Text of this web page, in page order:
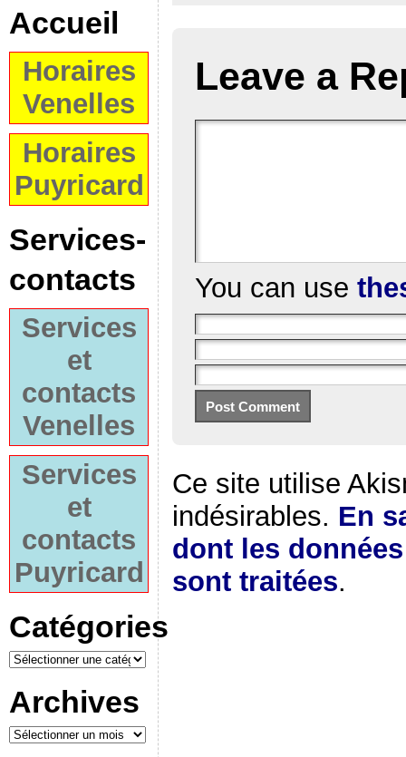
Accueil
Horaires
Venelles
Horaires
Puyricard
Services-
contacts
Services
et
contacts
Venelles
Services
et
contacts
Puyricard
Catégories
Archives
Leave a
You can use
Ce site utilise
indésirables. En
dont les
sont traitées.